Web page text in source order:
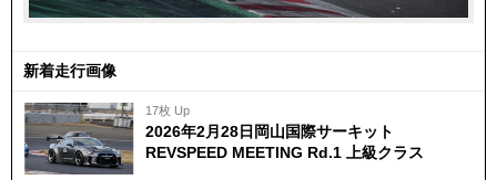
新着走行画像
17枚 Up
2026年2月28日岡山国際サーキット
REVSPEED MEETING Rd.1 上級クラス